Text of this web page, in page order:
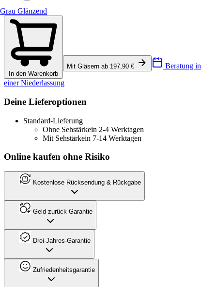
Grau Glänzend
In den Warenkorb
Mit Gläsern ab 197,90 € Beratung in
einer Niederlassung
Deine Lieferoptionen
Standard-Lieferung
Ohne Sehstärkein 2-4 Werktagen
Mit Sehstärkein 7-14 Werktagen
Online kaufen ohne Risiko
Kostenlose Rücksendung & Rückgabe
Geld-zurück-Garantie
Drei-Jahres-Garantie
Zufriedenheitsgarantie